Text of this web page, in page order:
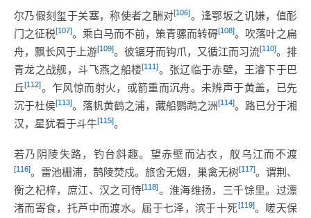
尔乃假刻玺于关塞，称使者之酬对[106]。逢鄂坂之讥嫌，值耏
门之征税[107]。乘白马而不前，策青骡而转碍[108]。吹落叶之扁
舟，飘长风于上游[109]。彼锯牙而钩爪，又循江而习流[110]。排
青龙之战舰，斗飞燕之船楼[111]。张辽临于赤壁，王濬下于巴
丘[112]。乍风惊而射火，或箭重而沉舟。未辨声于黄盖，已先
沉于杜侯[113]。落帆黄鹤之浦，藏船鹦鹉之洲[114]。路已分于湘
汉，星犹看于斗牛[115]。
若乃阴陵失路，钓台斜趣。望赤壁而沾衣，舣乌江而不渡
[116]。雷池栅浦，鹊陵焚戍。旅舍无烟，巢禽无树[117]。谓荆、
衡之杞梓，庶江、汉之可恃[118]。淮海维扬，三千馀里。过漂
渚而寄食，托芦中而渡水。届于七泽，滨于十死[119]。嗟天保